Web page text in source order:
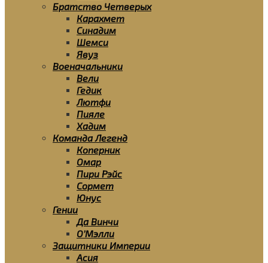
Братство Четверых
Карахмет
Синадим
Шемси
Явуз
Военачальники
Вели
Гедик
Лютфи
Пияле
Хадим
Команда Легенд
Коперник
Омар
Пири Рэйс
Сормет
Юнус
Гении
Да Винчи
О’Мэлли
Защитники Империи
Асия